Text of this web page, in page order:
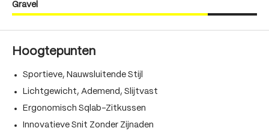
Gravel
Hoogtepunten
Sportieve, Nauwsluitende Stijl
Lichtgewicht, Ademend, Slijtvast
Ergonomisch Sqlab-Zitkussen
Innovatieve Snit Zonder Zijnaden